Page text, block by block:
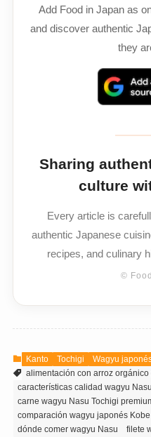
Add Food in Japan as
and discover authentic
they
Sharing
culture
Every article is
authentic Japanese
recipes, and culinary
©
Kanto Tochigi
Wagyu
alimentación con arroz
características calidad wagyu Nasu
carne wagyu Nasu Tochigi
comparación wagyu japonés
dónde comer wagyu Nasu
filete